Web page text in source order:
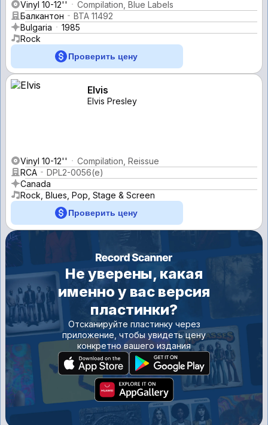
Vinyl 10-12''
Compilation, Blue Labels
Балкантон
ВТА 11492
Bulgaria
1985
Rock
Проверить цену
Elvis
Elvis Presley
Vinyl 10-12''
Compilation, Reissue
RCA
DPL2-0056(e)
Canada
Rock, Blues, Pop, Stage & Screen
Проверить цену
Не уверены, какая
именно у вас версия
пластинки?
Отсканируйте пластинку через
приложение, чтобы увидеть цену
конкретно вашего издания